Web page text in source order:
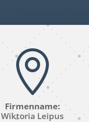

Firmenname:
Wiktoria Leipus